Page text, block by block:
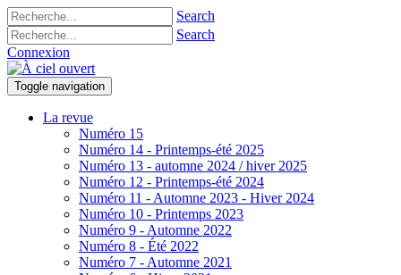
Search
Search
Connexion
Toggle navigation
La revue
Numéro 15
Numéro 14 - Printemps-été 2025
Numéro 13 - automne 2024 / hiver 2025
Numéro 12 - Printemps-été 2024
Numéro 11 - Automne 2023 - Hiver 2024
Numéro 10 - Printemps 2023
Numéro 9 - Automne 2022
Numéro 8 - Été 2022
Numéro 7 - Automne 2021